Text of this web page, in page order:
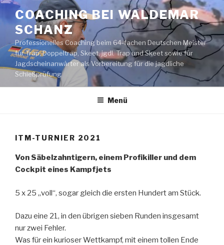
Zum
Inhalt
springen
COACHING BEI WALDEMAR
SCHANZ
Professionelles Coaching beim 64-fachen Deutschen Meister
für Trap, Doppeltrap, Skeet, jgdl. Trap und Skeet sowie für
Jagdscheinanwärter als Vorbereitung für die jagdliche
Schießprüfung
Menü
ITM-TURNIER 2021
Von Säbelzahntigern, einem Profikiller und dem
Cockpit eines Kampfjets
5 x 25 „voll“, sogar gleich die ersten Hundert am Stück.
Dazu eine 21, in den übrigen sieben Runden insgesamt
nur zwei Fehler.
Was für ein kurioser Wettkampf, mit einem tollen Ende